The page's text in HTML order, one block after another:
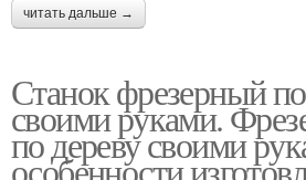
читать дальше →
Станок фрезерный
своими руками.
по дереву своими
особенности